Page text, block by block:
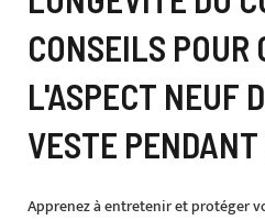
CONSEILS POUR
L'ASPECT NEUF
VESTE
Apprenez à entretenir et protéger